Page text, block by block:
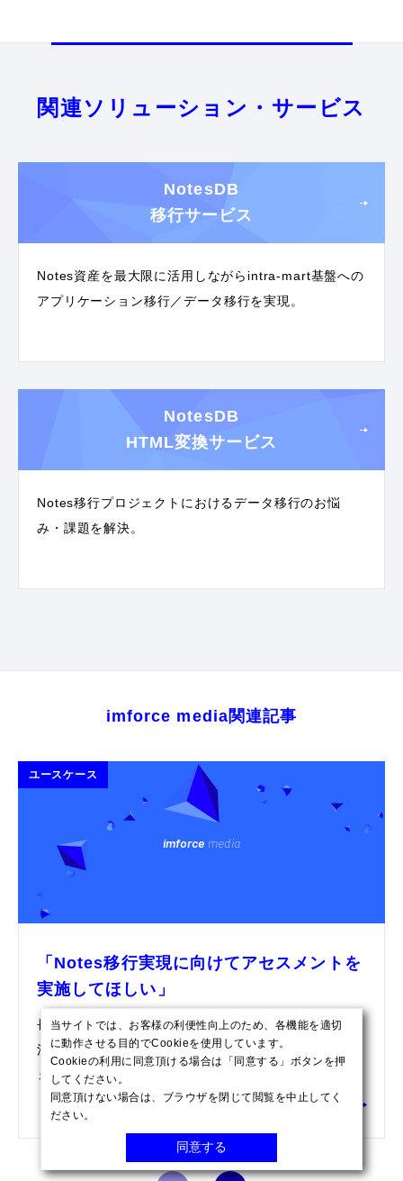
関連ソリューション・サービス
NotesDB
移行サービス
Notes資産を最大限に活用しながらintra-mart基盤への
アプリケーション移行／データ移行を実現。
NotesDB
HTML変換サービス
Notes移行プロジェクトにおけるデータ移行のお悩
み・課題を解決。
imforce media関連記事
ユースケース
imforce media
「Notes移行実現に向けてアセスメントを
実施してほしい」
長年のNotesビジネスの中で培った知見・ノウハウを
活用したNotes移行アセスメントを提供。グループウ
ェアの代表格であ...
当サイトでは、お客様の利便性向上のため、各機能を適切
に動作させる目的でCookieを使用しています。
Cookieの利用に同意頂ける場合は「同意する」ボタンを押
してください。
同意頂けない場合は、ブラウザを閉じて閲覧を中止してく
ださい。
同意する